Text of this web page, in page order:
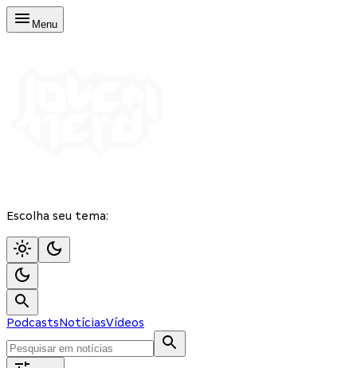
Menu
Escolha seu tema:
PodcastsNotíciasVídeos